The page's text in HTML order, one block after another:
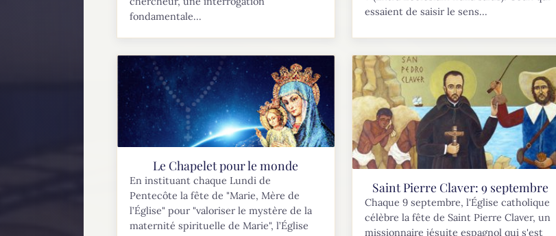
fondamentale...
essaient de saisir le sens...
Le Chapelet pour le monde
En instituant chaque Lundi de
Pentecôte la fête de "Marie, Mère de
l’Église" pour "valoriser le mystère de la
maternité spirituelle de Marie", l’Église
Saint Pierre Claver: 9 septembre
Chaque 9 septembre, l'Église catholique
célèbre la fête de Saint Pierre Claver, un
missionnaire jésuite espagnol qui s'est